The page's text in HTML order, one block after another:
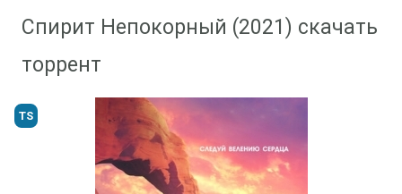
Спирит Непокорный (2021) скачать
торрент
TS